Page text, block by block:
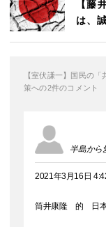
【藤
は、
【室伏謙一】国民の
策への2件のコメント
半島から
2021年3月16日
筒井康隆 的 日